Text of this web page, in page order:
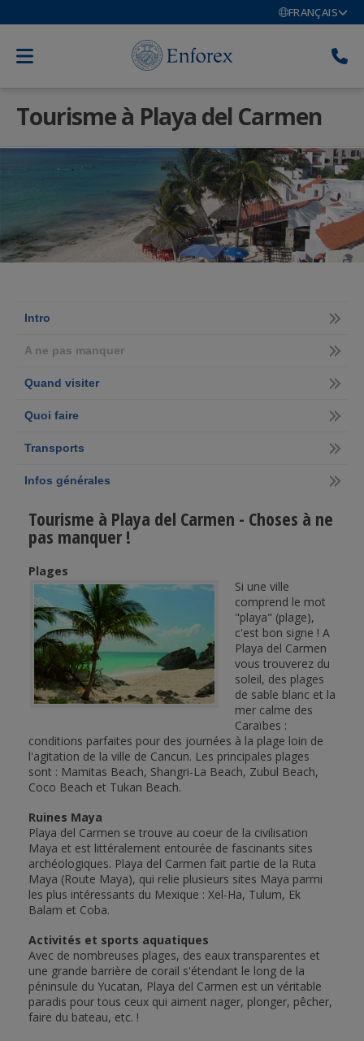
FRANÇAIS
Tourisme à Playa del Carmen
Intro
A ne pas manquer
Quand visiter
Quoi faire
Transports
Infos générales
Tourisme à Playa del Carmen - Choses à ne
pas manquer !
Plages
Si une ville
comprend le mot
"playa" (plage),
c'est bon signe ! A
Playa del Carmen
vous trouverez du
soleil, des plages
de sable blanc et la
mer calme des
Caraïbes :
conditions parfaites pour des journées à la plage loin de
l'agitation de la ville de Cancun. Les principales plages
sont : Mamitas Beach, Shangri-La Beach, Zubul Beach,
Coco Beach et Tukan Beach.
Ruines Maya
Playa del Carmen se trouve au coeur de la civilisation
Maya et est littéralement entourée de fascinants sites
archéologiques. Playa del Carmen fait partie de la Ruta
Maya (Route Maya), qui relie plusieurs sites Maya parmi
les plus intéressants du Mexique : Xel-Ha, Tulum, Ek
Balam et Coba.
Activités et sports aquatiques
Avec de nombreuses plages, des eaux transparentes et
une grande barrière de corail s'étendant le long de la
péninsule du Yucatan, Playa del Carmen est un véritable
paradis pour tous ceux qui aiment nager, plonger, pêcher,
faire du bateau, etc. !